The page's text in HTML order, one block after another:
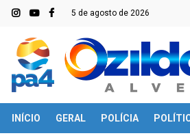
5 de agosto de 2026
INÍCIO GERAL POLÍCIA